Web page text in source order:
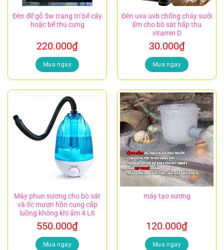
Đèn đế gỗ 5w trang trí bể cây
hoặc bể thú cưng
220.000₫
Mua ngay
Đèn uva uvb chống cháy sưởi
ấm cho bò sát hấp thu
vitamin D
30.000₫
Mua ngay
Máy phun sương cho bò sát
và ốc mượn hồn cung cấp
luồng không khí ẩm 4 Lít
550.000₫
Mua ngay
máy tạo sương
120.000₫
Mua ngay